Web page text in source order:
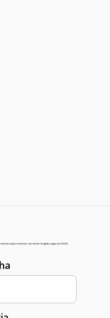
para concertar una cita de recogida y pago con GGAR.